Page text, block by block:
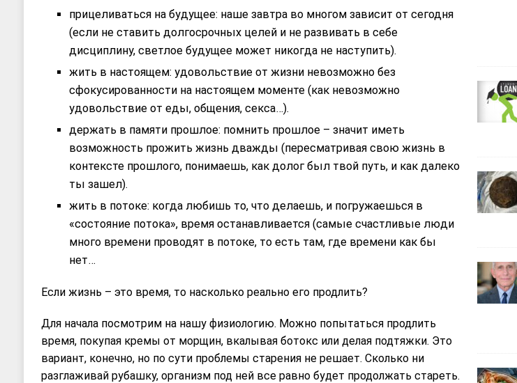
прицеливаться на будущее: наше завтра во многом зависит от сегодня
(если не ставить долгосрочных целей и не развивать в себе
дисциплину, светлое будущее может никогда не наступить).
жить в настоящем: удовольствие от жизни невозможно без
сфокусированности на настоящем моменте (как невозможно
удовольствие от еды, общения, секса…).
держать в памяти прошлое: помнить прошлое – значит иметь
возможность прожить жизнь дважды (пересматривая свою жизнь в
контексте прошлого, понимаешь, как долог был твой путь, и как далеко
ты зашел).
жить в потоке: когда любишь то, что делаешь, и погружаешься в
«состояние потока», время останавливается (самые счастливые люди
много времени проводят в потоке, то есть там, где времени как бы
нет…
Если жизнь – это время, то насколько реально его продлить?
Для начала посмотрим на нашу физиологию. Можно попытаться продлить
время, покупая кремы от морщин, вкалывая ботокс или делая подтяжки. Это
вариант, конечно, но по сути проблемы старения не решает. Сколько ни
разглаживай рубашку, организм под ней все равно будет продолжать стареть.